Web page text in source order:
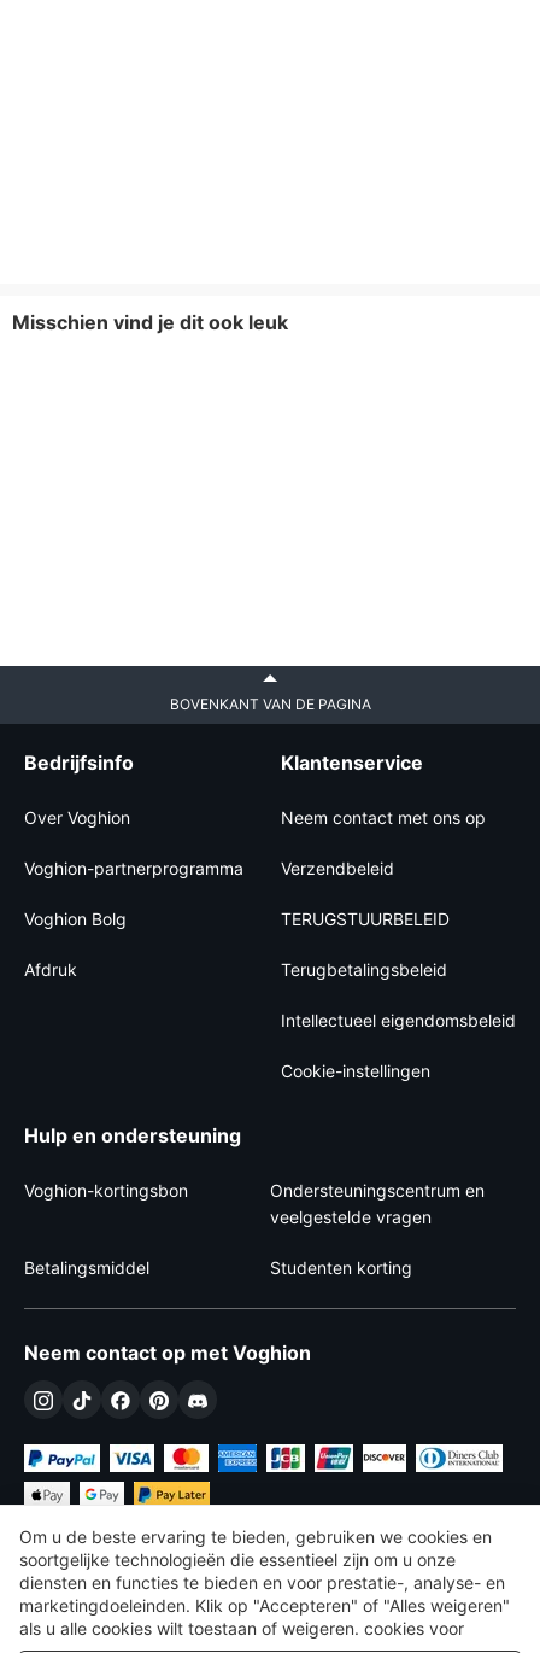
Misschien vind je dit ook leuk
BOVENKANT VAN DE PAGINA
Bedrijfsinfo
Over Voghion
Voghion-partnerprogramma
Voghion Bolg
Afdruk
Klantenservice
Neem contact met ons op
Verzendbeleid
TERUGSTUURBELEID
Terugbetalingsbeleid
Intellectueel eigendomsbeleid
Cookie-instellingen
Hulp en ondersteuning
Voghion-kortingsbon
Ondersteuningscentrum en
veelgestelde vragen
Betalingsmiddel Studenten korting
Neem contact op met Voghion
€ EUR Belgium
Om u de beste ervaring te bieden, gebruiken we cookies en
soortgelijke technologieën die essentieel zijn om u onze
diensten en functies te bieden en voor prestatie-, analyse- en
marketingdoeleinden. Klik op "Accepteren" of "Alles weigeren"
als u alle cookies wilt toestaan ​​of weigeren. cookies voor